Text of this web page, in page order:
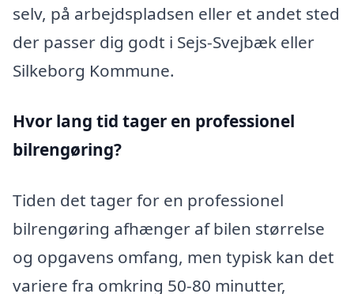
selv, på arbejdspladsen eller et andet sted
der passer dig godt i Sejs-Svejbæk eller
Silkeborg Kommune.
Hvor lang tid tager en professionel
bilrengøring?
Tiden det tager for en professionel
bilrengøring afhænger af bilen størrelse
og opgavens omfang, men typisk kan det
variere fra omkring 50-80 minutter,